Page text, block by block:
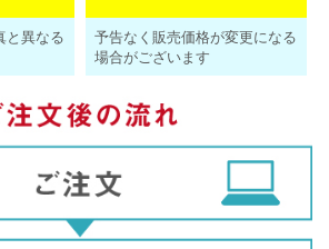
と異なる
予告なく販売価格が変更になる
場合がございます